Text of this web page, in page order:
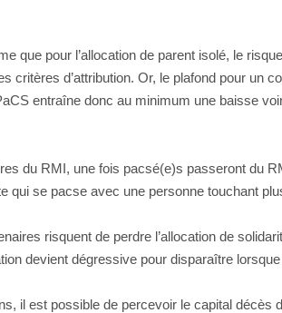
que pour l’allocation de parent isolé, le
critères d’attribution. Or, le plafond pour un
entraîne donc au minimum une baisse
du RMI, une fois pacsé(e)s passeront du
qui se pacse avec une personne touchant
risquent de perdre l’allocation de
devient dégressive pour disparaître
il est possible de percevoir le capital décès